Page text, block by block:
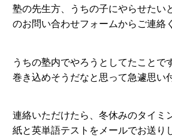
塾の先生方、うちの子にやらせたい
のお問い合わせフォームからご連絡
うちの塾内でやろうとしてたことで
巻き込めそうだなと思って急遽思い
連絡いただけたら、冬休みのタイミ
紙と英単語テストをメールでお送り